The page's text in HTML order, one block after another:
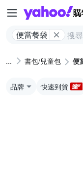
便當餐袋
書包/兒童包 便
品牌 快速到貨